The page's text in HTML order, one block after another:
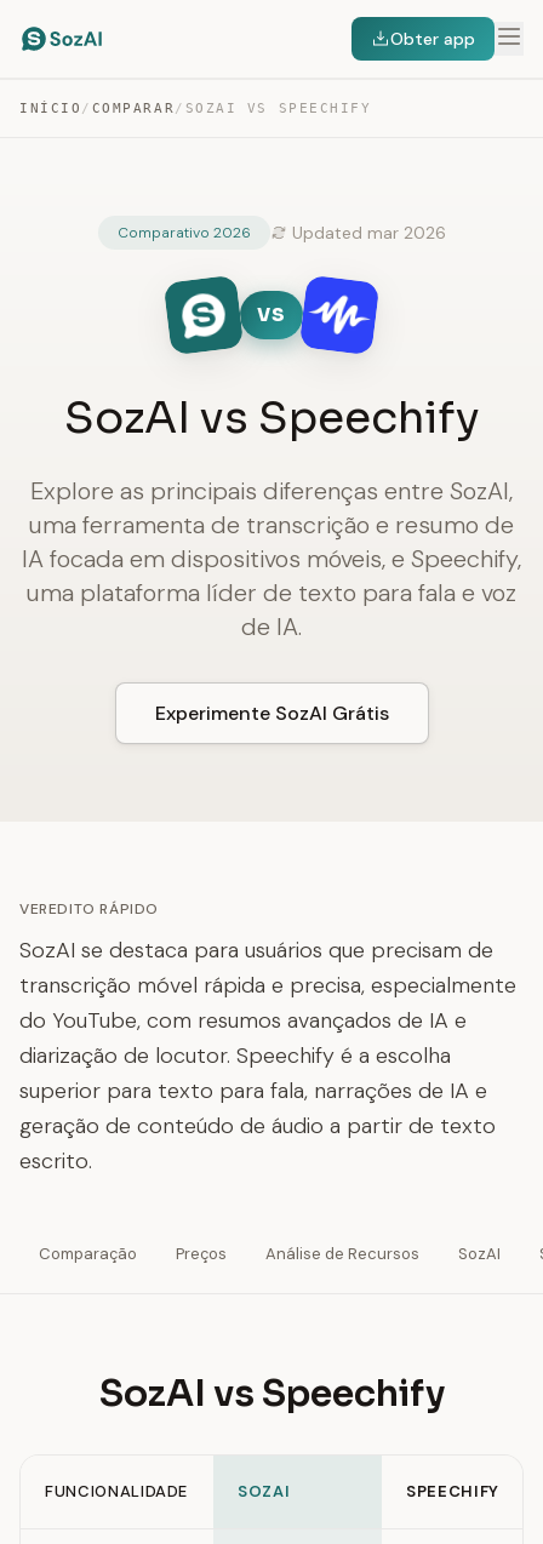
Obter app
INÍCIO / COMPARAR / SOZAI VS SPEECHIFY
Comparativo 2026 Updated mar 2026
VS
SozAI vs Speechify
Explore as principais diferenças entre SozAI,
uma ferramenta de transcrição e resumo de
IA focada em dispositivos móveis, e Speechify,
uma plataforma líder de texto para fala e voz
de IA.
Experimente SozAI Grátis
VEREDITO RÁPIDO
SozAI se destaca para usuários que precisam de
transcrição móvel rápida e precisa, especialmente
do YouTube, com resumos avançados de IA e
diarização de locutor. Speechify é a escolha
superior para texto para fala, narrações de IA e
geração de conteúdo de áudio a partir de texto
escrito.
Comparação Preços Análise de Recursos SozAI
SozAI vs Speechify
FUNCIONALIDADE SOZAI SPEECHIFY